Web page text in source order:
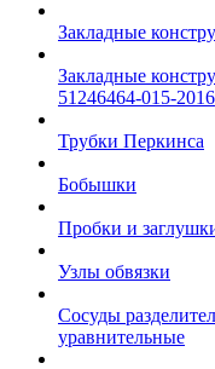
Закладные
Закладные
51246464-015-2016
Трубки Перкинса
Бобышки
Пробки и
Узлы обвязки
Сосуды
уравнительные